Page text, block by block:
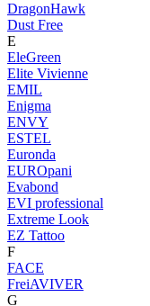
DragonHawk
Dust Free
E
EleGreen
Elite Vivienne
EMIL
Enigma
ENVY
ESTEL
Euronda
EUROpani
Evabond
EVI professional
Extreme Look
EZ Tattoo
F
FACE
FreiAVIVER
G